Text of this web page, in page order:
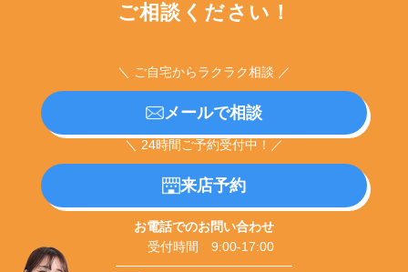
ご相談ください！
＼ ご自宅からラクラク相談 ／
メールで相談
＼ 24時間ご予約受付中！／
来店予約
お電話でのお問い合わせ
受付時間 9:00-17:00